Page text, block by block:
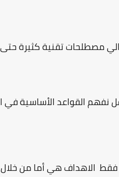
مصطلحات تقنية كثيرة
نفهم القواعد الأساسية في
الاختراق أساليب متعددة لكن الأهداف 3 فقط